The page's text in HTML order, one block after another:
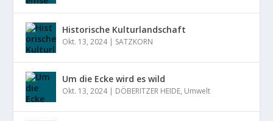
Historische Kulturlandschaft
Okt. 13, 2024| SATZKORN
Um die Ecke wird es wild
Okt. 13, 2024| DÖBERITZER HEIDE, Umwelt